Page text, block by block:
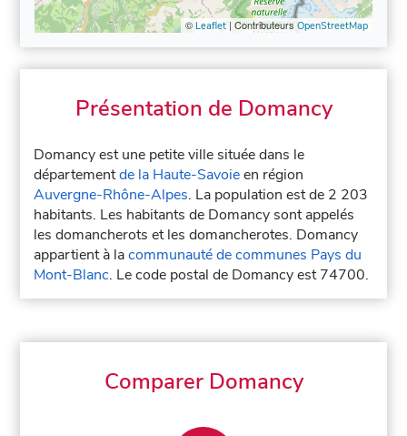
© Leaflet| ContributeursOpenStreetMap
Présentation de Domancy
Domancy est une petite ville située dans le
départementde la Haute-Savoieen région
Auvergne-Rhône-Alpes. La population est de 2 203
habitants. Les habitants de Domancy sont appelés
les domancherots et les domancherotes. Domancy
appartient à lacommunauté de communes Pays du
Mont-Blanc. Le code postal de Domancy est 74700.
Comparer Domancy